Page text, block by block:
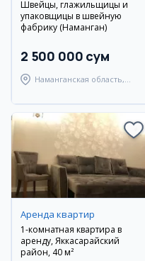
Швейцы, глажильщицы и
упаковщицы в швейную
фабрику (Наманган)
2 500 000 сум
Наманганская область,
Аренда квартир
1-комнатная квартира в
аренду, Яккасарайский
район, 40 м²